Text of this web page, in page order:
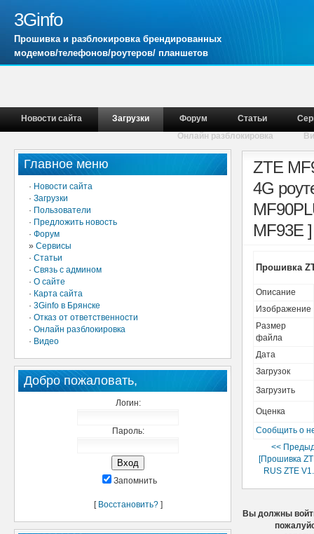
3Ginfo
Прошивка и разблокировка брендированных
модемов/телефонов/роутеров/ планшетов
Новости сайта Загрузки Форум Статьи
Онлайн разблокировка
Главное меню
· Новости сайта
· Загрузки
· Пользователи
· Предложить новость
· Форум
» Сервисы
· Статьи
· Связь с админом
· О сайте
· Карта сайта
· 3Ginfo в Брянске
· Отказ от ответственности
· Онлайн разблокировка
· Видео
Добро пожаловать,
Логин:
Пароль:
Запомнить
[ Восстановить?]
ZTE
4G
MF93E ]
Прошивка
Описание
Изображение
Размер
файла
Дата
Загрузок
Загрузить
Оценка
Сообщить о
<<
[Прошивка
RUS ZTE
Вы должны